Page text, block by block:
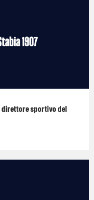
sportivo del